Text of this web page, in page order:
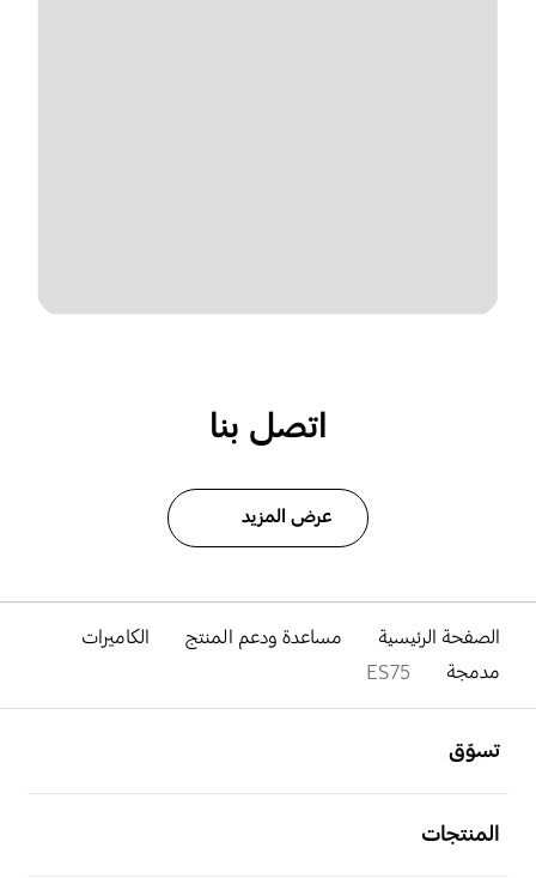
اتصل بنا
عرض المزيد
الصفحة الرئيسية مساعدة ودعم المنتج
الكاميرات
مدمجة
ES75
تسوّق
المنتجات